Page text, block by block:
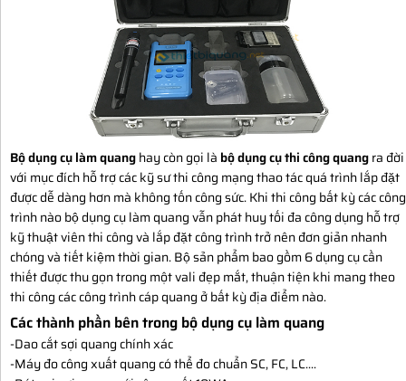
Bộ dụng cụ làm quanghay còn gọi là bộ dụng cụ thi công quangra đời
với mục đích hỗ trợ các kỹ sư thi công mạng thao tác quá trình lắp đặt
được dễ dàng hơn mà không tốn công sức. Khi thi công bất kỳ các công
trình nào bộ dụng cụ làm quang vẫn phát huy tối đa công dụng hỗ trợ
kỹ thuật viên thi công và lắp đặt công trình trở nên đơn giản nhanh
chóng và tiết kiệm thời gian. Bộ sản phẩm bao gồm 6 dụng cụ cần
thiết được thu gọn trong một vali đẹp mắt, thuận tiện khi mang theo
thi công các công trình cáp quang ở bất kỳ địa điểm nào.
Các thành phần bên trong bộ dụng cụ làm quang
-Dao cắt sợi quang chính xác
-Máy đo công xuất quang có thể đo chuẩn SC, FC, LC....